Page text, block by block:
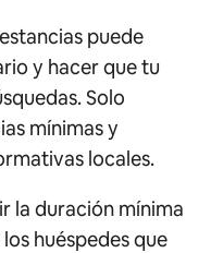
puede
y hacer que tu
Solo
mínimas y
locales.
la duración mínima
huéspedes que